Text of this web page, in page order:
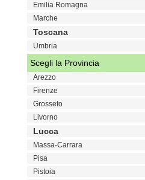
Emilia Romagna
Marche
Toscana
Umbria
Scegli la Provincia
Arezzo
Firenze
Grosseto
Livorno
Lucca
Massa-Carrara
Pisa
Pistoia